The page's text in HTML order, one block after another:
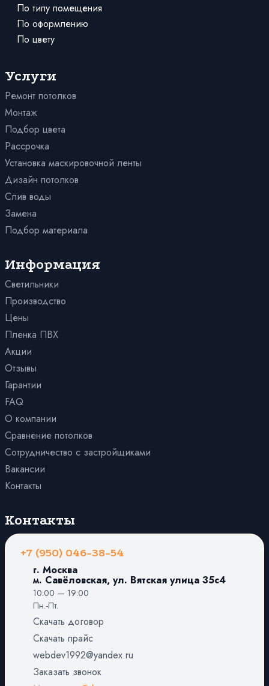
712
Глянцевые
Сатиновые
По типу помещения
3420
В ванную
Для коттеджа
8686
Для дачи
В коридор
На кухню
В санузел (туалет)
В зал
В гостиную
Для офиса
В спальню
По оформлению
Парящие
Одноуровневые
Кривые линии
С фотопечатью
Светопрозрачные
Многоуровневые
С трековыми светильниками
По цвету
Белые
4956
Бежевые
Синие
180
Услуги
Ремонт потолков
Монтаж
Подбор цвета
Рассрочка
Установка маскировочной ленты
Дизайн потолков
Слив воды
Замена
Подбор материала
Информация
Светильники
Производство
Цены
Пленка ПВХ
Акции
Отзывы
Гарантии
FAQ
О компании
Сравнение потолков
Сотрудничество с застройщиками
Вакансии
Контакты
Контакты
+7 (950) 046-38-54
г. Москва
м. Савёловская, ул. Вятская улица 35с4
10:00 — 19:00
Пн.-Пт.
Скачать договор
Скачать прайс
webdev1992@yandex.ru
Заказать звонок